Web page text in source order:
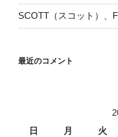
SCOTT（スコット）、
最近のコメント
日
月 火